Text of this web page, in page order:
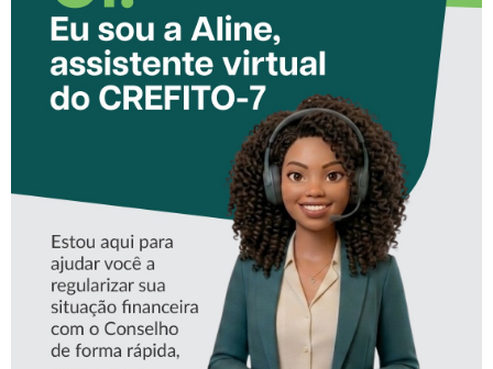
CONHEÇA A ‘ALINE’,
ASSISTENTE VIRTUAL DO
CREFITO-7